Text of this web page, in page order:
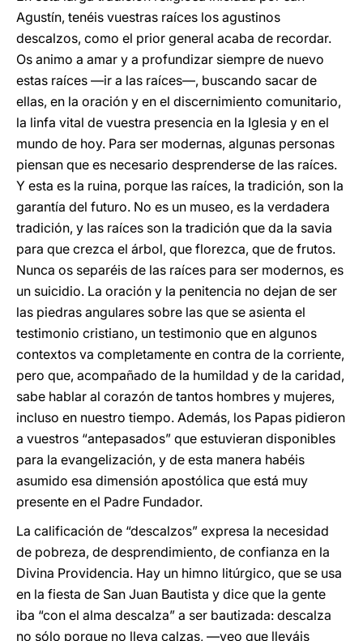
Agustín, tenéis vuestras raíces los agustinos
descalzos, como el prior general acaba de recordar.
Os animo a amar y a profundizar siempre de nuevo
estas raíces ―ir a las raíces―, buscando sacar de
ellas, en la oración y en el discernimiento comunitario,
la linfa vital de vuestra presencia en la Iglesia y en el
mundo de hoy. Para ser modernas, algunas personas
piensan que es necesario desprenderse de las raíces.
Y esta es la ruina, porque las raíces, la tradición, son la
garantía del futuro. No es un museo, es la verdadera
tradición, y las raíces son la tradición que da la savia
para que crezca el árbol, que florezca, que de frutos.
Nunca os separéis de las raíces para ser modernos, es
un suicidio. La oración y la penitencia no dejan de ser
las piedras angulares sobre las que se asienta el
testimonio cristiano, un testimonio que en algunos
contextos va completamente en contra de la corriente,
pero que, acompañado de la humildad y de la caridad,
sabe hablar al corazón de tantos hombres y mujeres,
incluso en nuestro tiempo. Además, los Papas pidieron
a vuestros “antepasados” que estuvieran disponibles
para la evangelización, y de esta manera habéis
asumido esa dimensión apostólica que está muy
presente en el Padre Fundador.
La calificación de “descalzos” expresa la necesidad
de pobreza, de desprendimiento, de confianza en la
Divina Providencia. Hay un himno litúrgico, que se usa
en la fiesta de San Juan Bautista y dice que la gente
iba “con el alma descalza” a ser bautizada: descalza
no sólo porque no lleva calzas, ―veo que lleváis